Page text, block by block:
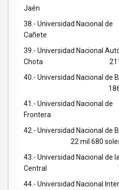
Jaén 252
38.- Universidad Nacional de
Cañete 119
39.- Universidad Nacional
Chota 211 mil
40.- Universidad Nacional de
186 mil
41.- Universidad Nacional de
Frontera 138
42.- Universidad
22 mil 680
43.- Universidad Nacional de
Central 70 mil
44.- Universidad Nacional